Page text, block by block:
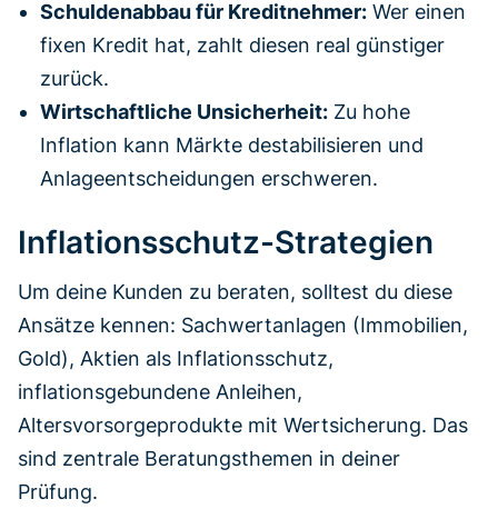
Schuldenabbau für Kreditnehmer: Wer einen
fixen Kredit hat, zahlt diesen real günstiger
zurück.
Wirtschaftliche Unsicherheit: Zu hohe
Inflation kann Märkte destabilisieren und
Anlageentscheidungen erschweren.
Inflationsschutz-Strategien
Um deine Kunden zu beraten, solltest du diese
Ansätze kennen: Sachwertanlagen (Immobilien,
Gold), Aktien als Inflationsschutz,
inflationsgebundene Anleihen,
Altersvorsorgeprodukte mit Wertsicherung. Das
sind zentrale Beratungsthemen in deiner
Prüfung.